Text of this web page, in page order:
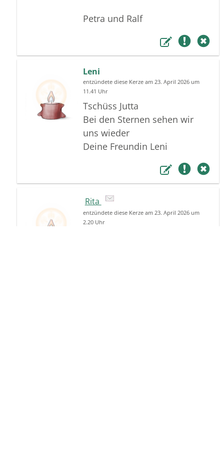
Petra und Ralf
Leni
entzündete diese Kerze am 23. April 2026 um
11.41 Uhr
Tschüss Jutta
Bei den Sternen sehen wir
uns wieder
Deine Freundin Leni
Rita
entzündete diese Kerze am 23. April 2026 um
2.20 Uhr